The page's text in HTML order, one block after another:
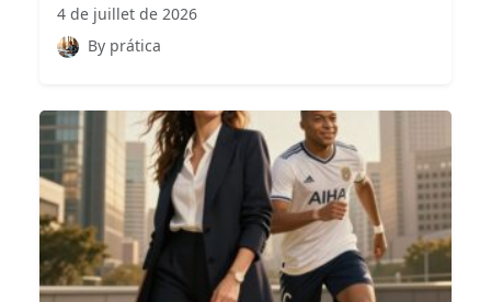
4 de juillet de 2026
By prática